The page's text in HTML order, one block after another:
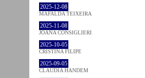
2025-12-08
MAFALDA TEIXEIRA
2025-11-08
JOANA CONSIGLIERI
2025-10-05
CRISTINA FILIPE
2025-09-05
CLÁUDIA HANDEM